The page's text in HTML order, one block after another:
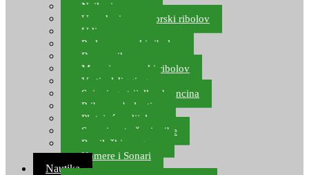
Najloni za more
Upredenice za morski ribolov
Udice za more
Perle za morski ribolov
Brum prihrana za more
Mamci za morski ribolov
Vertical Jigging
Spinning strijelke, brancina
Pribor za bolentino
Plutajuća odijela
Sonari za traženje ribe
Ronilački program
Kamere i Sonari
Nautika